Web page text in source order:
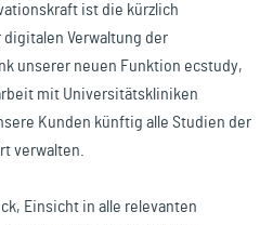
ist die kürzlich
Verwaltung der
unserer neuen Funktion ecstudy,
mit Universitätskliniken
Kunden künftig alle Studien der
verwalten.
Einsicht in alle relevanten